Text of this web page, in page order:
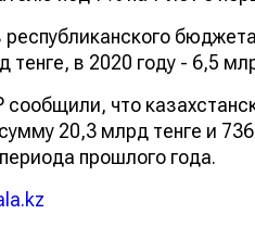
республиканского
тенге, в 2020 году - 6,5
что
20,3 млрд тенге и
прошлого года.